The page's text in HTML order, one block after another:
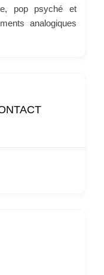
pop psyché et
analogiques